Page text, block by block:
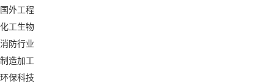
国外工程
化工生物
消防行业
制造加工
环保科技